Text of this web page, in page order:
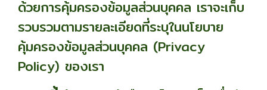
ด้วยการคุ้มครองข้อมูลส่วนบุคคล เราจะเก็บ
รวบรวมตามรายละเอียดที่ระบุในนโยบาย
คุ้มครองข้อมูลส่วนบุคคล (Privacy
Policy) ของเรา